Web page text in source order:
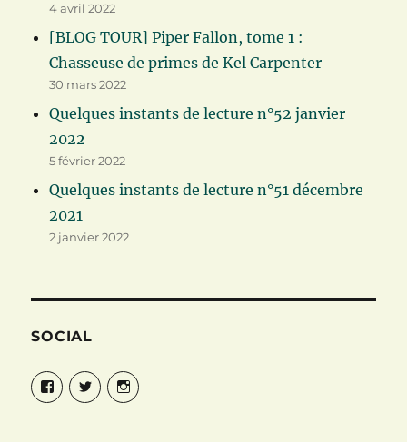
4 avril 2022
[BLOG TOUR] Piper Fallon, tome 1 :
Chasseuse de primes de Kel Carpenter
30 mars 2022
Quelques instants de lecture n°52 janvier
2022
5 février 2022
Quelques instants de lecture n°51 décembre
2021
2 janvier 2022
SOCIAL
FacebookTwitterInstagram